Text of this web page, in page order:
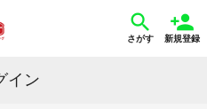
さがす 新規登録
イン